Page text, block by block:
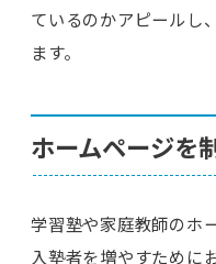
ているのかアピールし
ます。
ホームページを
学習塾や家庭教師のホ
入塾者を増やすために